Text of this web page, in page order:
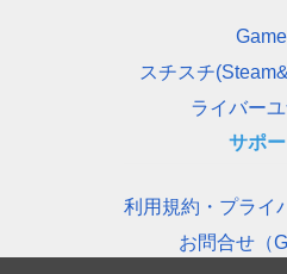
スチスチ
ライバー
サポー
利用規約・プライ
お問合せ（